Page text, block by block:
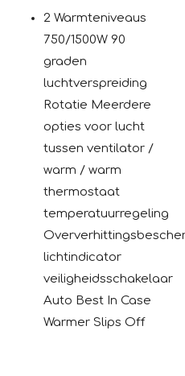
2 Warmteniveaus
750/1500W 90
graden
luchtverspreiding
Rotatie Meerdere
opties voor lucht
tussen ventilator /
warm / warm
thermostaat
temperatuurregeling
lichtindicator
veiligheidsschakelaar
Auto Best In Case
Warmer Slips Off